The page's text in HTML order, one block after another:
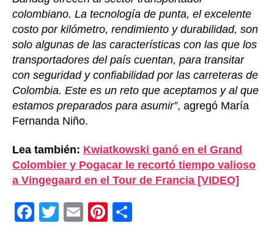
colombiano. La tecnología de punta, el excelente
costo por kilómetro, rendimiento y durabilidad, son
solo algunas de las características con las que los
transportadores del país cuentan, para transitar
con seguridad y confiabilidad por las carreteras de
Colombia. Este es un reto que aceptamos y al que
estamos preparados para asumir”, agregó María
Fernanda Niño.
Lea también: Kwiatkowski ganó en el Grand
Colombier y Pogacar le recortó tiempo valioso
a Vingegaard en el Tour de Francia [VIDEO]
F
T
E
Pi